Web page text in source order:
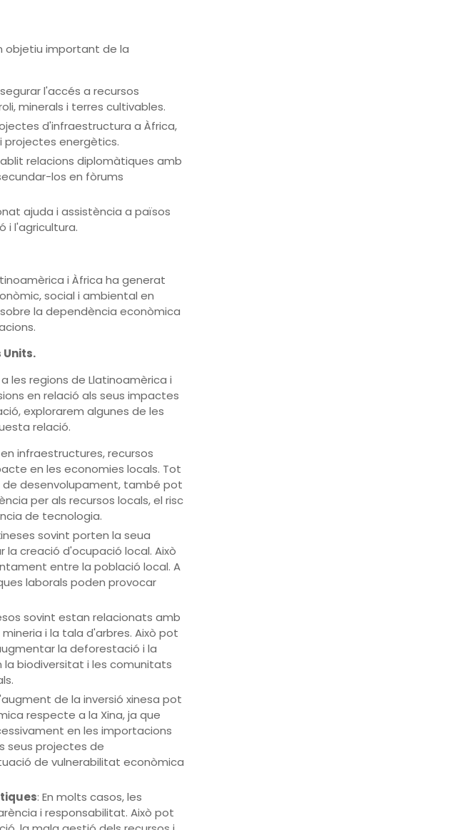
objetiu important de la
l'accés a recursos
minerals i terres cultivables.
d'infraestructura a Àfrica,
projectes energètics.
relacions diplomàtiques amb
los en fòrums
ajuda i assistència a països
i l'agricultura.
i Àfrica ha generat
social i ambiental en
la dependència econòmica
les regions de Llatinoamèrica i
en relació als seus impactes
explorarem algunes de les
relació.
en infraestructures, recursos
en les economies locals. Tot
desenvolupament, també pot
per als recursos locals, el risc
de tecnologia.
sovint porten la seua
creació d'ocupació local. Això
entre la població local. A
laborals poden provocar
sovint estan relacionats amb
i la tala d'arbres. Això pot
la deforestació i la
biodiversitat i les comunitats
de la inversió xinesa pot
respecte a la Xina, ja que
en les importacions
seus projectes de
de vulnerabilitat econòmica
: En molts casos, les
i responsabilitat. Això pot